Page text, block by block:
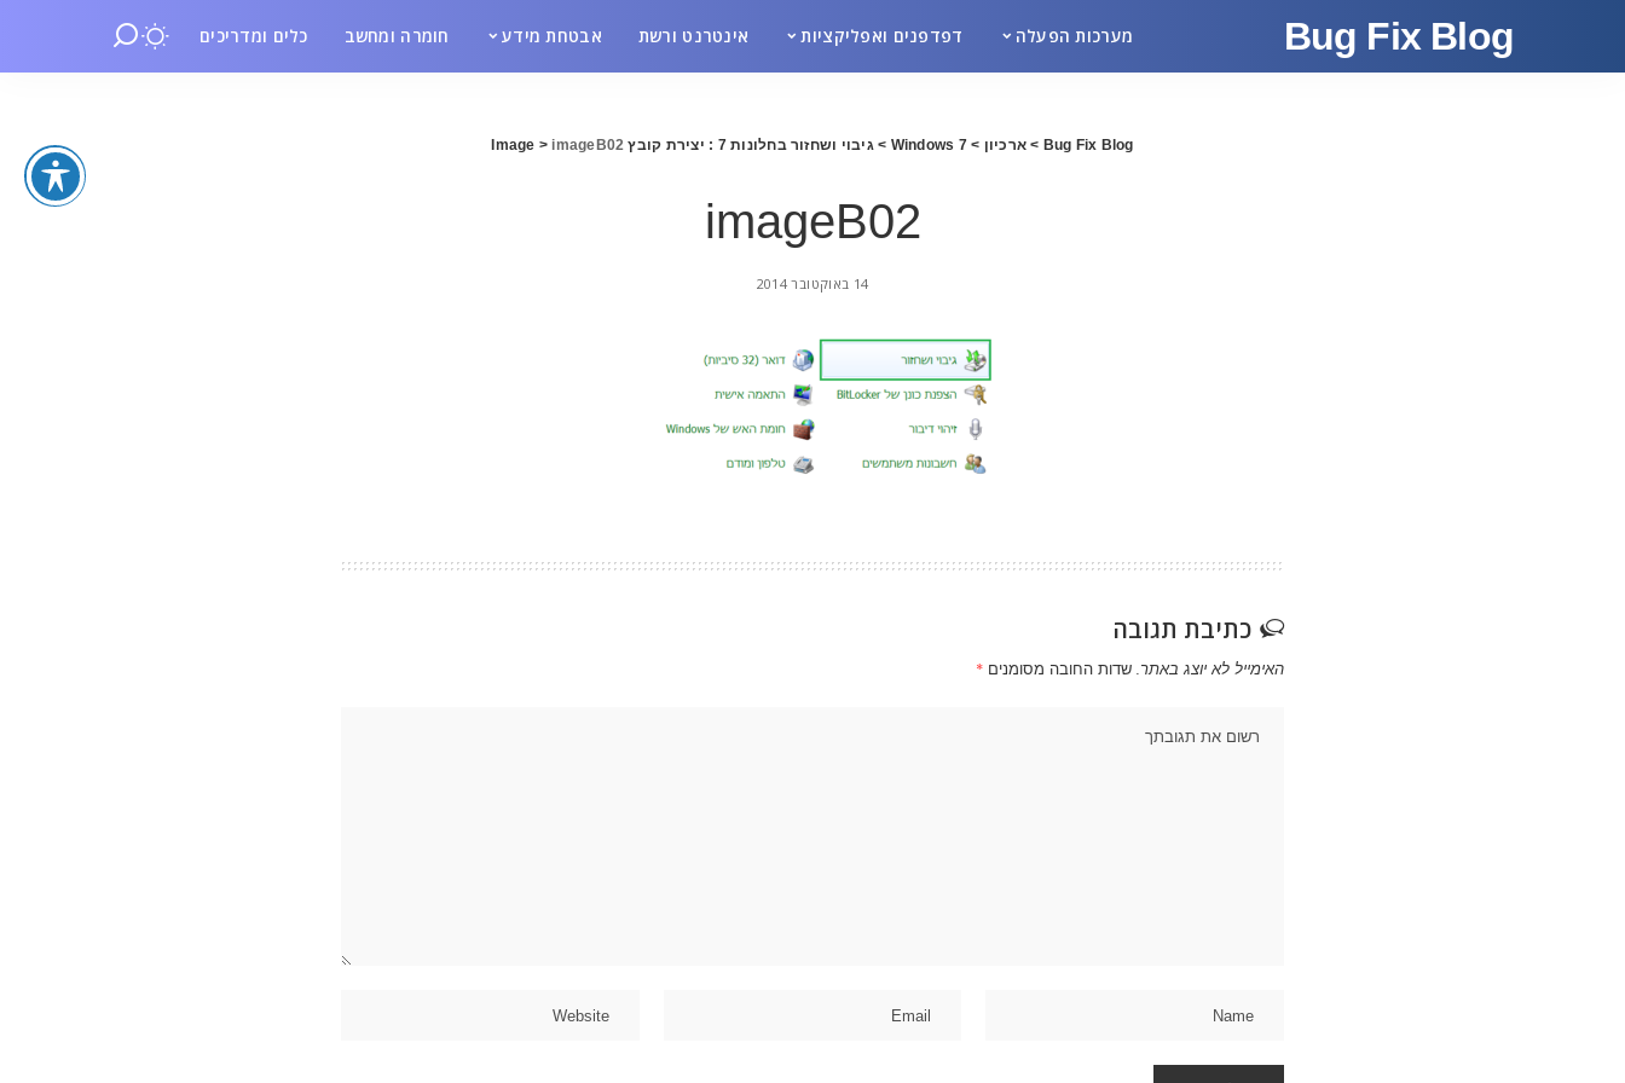
Bug Fix Blog מערכות הפעלה דפדפנים ואפליקציות אינטרנט ורשת אבטחת מידע חומרה ומחשב כלים ומדריכים
Bug Fix Blog
> ארכיון >
Windows 7
>גיבוי ושחזור בחלונות 7 : יצירת קובץ Image > imageB02
imageB02
14 באוקטובר 2014
כתיבת תגובה
האימייל לא יוצג באתר. שדות החובה מסומנים *